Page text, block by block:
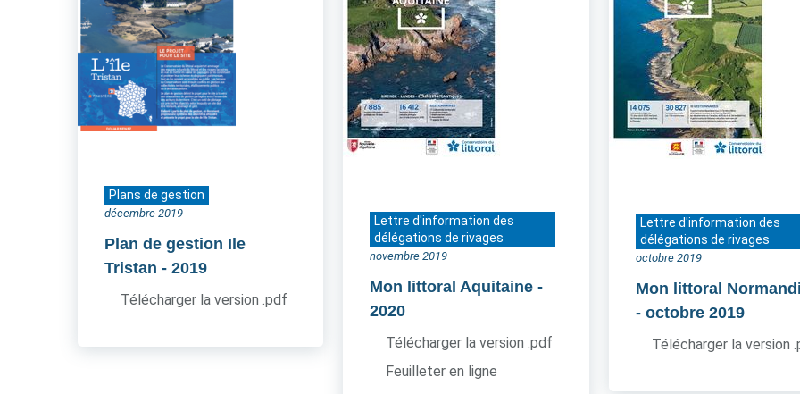
Plans de gestion
décembre 2019
Plan de gestion Ile
Tristan - 2019
Télécharger la version .pdf
Lettre d'information des
délégations de rivages
novembre 2019
Mon littoral Aquitaine -
2020
Télécharger la version .pdf
Feuilleter en ligne
Lettre d'information des
délégations de rivages
octobre 2019
Mon littoral
- octobre 2019
Télécharger la version